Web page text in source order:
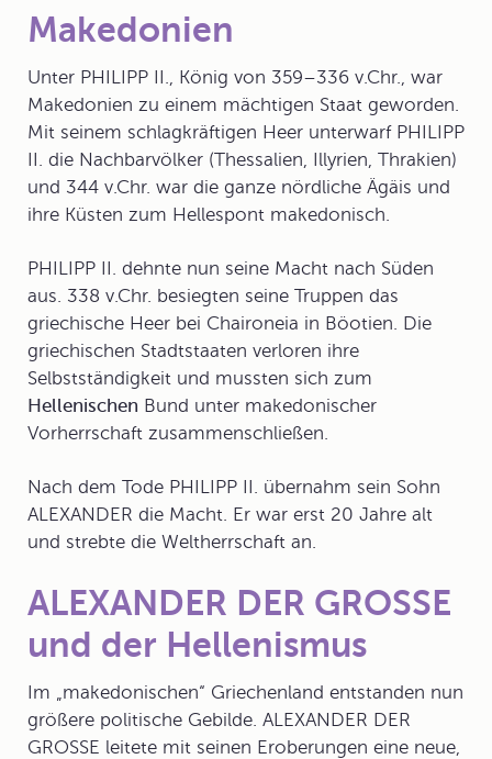
Makedonien
Unter PHILIPP II., König von 359–336 v.Chr., war
Makedonien zu einem mächtigen Staat geworden.
Mit seinem schlagkräftigen Heer unterwarf PHILIPP
II. die Nachbarvölker (Thessalien, Illyrien, Thrakien)
und 344 v.Chr. war die ganze nördliche Ägäis und
ihre Küsten zum Hellespont makedonisch.
PHILIPP II. dehnte nun seine Macht nach Süden
aus. 338 v.Chr. besiegten seine Truppen das
griechische Heer bei Chaironeia in Böotien. Die
griechischen Stadtstaaten verloren ihre
Selbstständigkeit und mussten sich zum
Hellenischen Bund unter makedonischer
Vorherrschaft zusammenschließen.
Nach dem Tode PHILIPP II. übernahm sein Sohn
ALEXANDER die Macht. Er war erst 20 Jahre alt
und strebte die Weltherrschaft an.
ALEXANDER DER GROSSE
und der Hellenismus
Im „makedonischen“ Griechenland entstanden nun
größere politische Gebilde. ALEXANDER DER
GROSSE leitete mit seinen Eroberungen eine neue,